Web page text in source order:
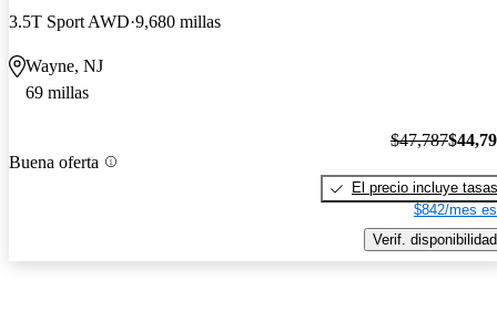
3.5T Sport AWD 9,680 millas
Wayne, NJ
69 millas
Buena oferta
$47,787
El precio incluye tasas
$842/mes
Verif. disponibilidad